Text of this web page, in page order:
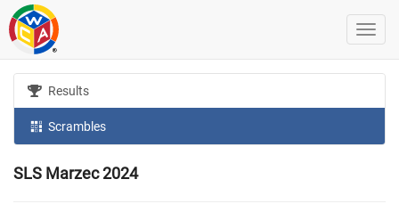
Results
Scrambles
SLS Marzec 2024